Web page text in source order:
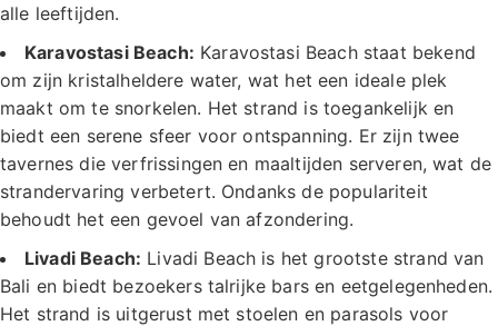
alle leeftijden.
Karavostasi Beach: Karavostasi Beach staat bekend
om zijn kristalheldere water, wat het een ideale plek
maakt om te snorkelen. Het strand is toegankelijk en
biedt een serene sfeer voor ontspanning. Er zijn twee
tavernes die verfrissingen en maaltijden serveren, wat de
strandervaring verbetert. Ondanks de populariteit
behoudt het een gevoel van afzondering.
Livadi Beach: Livadi Beach is het grootste strand van
Bali en biedt bezoekers talrijke bars en eetgelegenheden.
Het strand is uitgerust met stoelen en parasols voor